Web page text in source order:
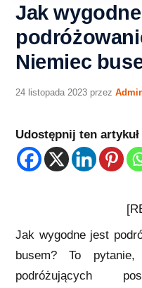
Jak
Niemiec
24 listopada 2023 przez
Udostępnij ten artykuł
Jak wygodne jest
busem? To
podróżujących